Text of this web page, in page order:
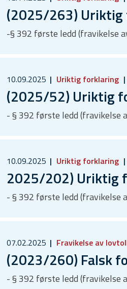
(2025/263)
-§ 392 første ledd (fravikelse
10.09.2025 Uriktig forklaring
(2025/52) Uriktig
- § 392 første ledd (fravikelse
10.09.2025 Uriktig forklaring
2025/202) Uriktig
- § 392 første ledd (fravikelse
07.02.2025 Fravikelse av
(2023/260) Falsk
- § 392 første ledd (fravikelse